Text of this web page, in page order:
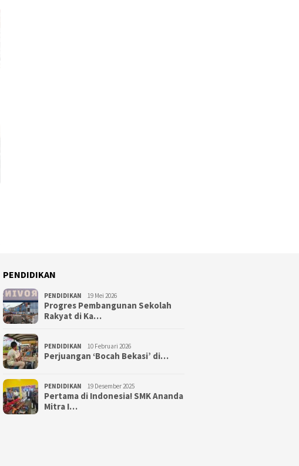
PENDIDIKAN
PENDIDIKAN 19 Mei 2026
Progres Pembangunan Sekolah
Rakyat di Ka…
PENDIDIKAN 10 Februari 2026
Perjuangan ‘Bocah Bekasi’ di…
PENDIDIKAN 19 Desember 2025
Pertama di Indonesia! SMK Ananda
Mitra I…